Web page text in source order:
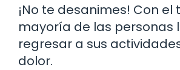
¡No te desanimes! Con el
mayoría de las personas
regresar a sus
dolor.